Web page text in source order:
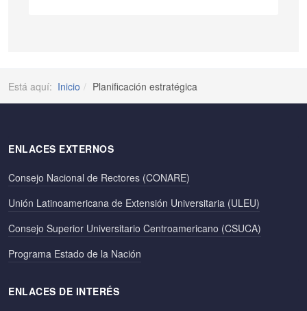
Está aquí: Inicio Planificación estratégica
ENLACES EXTERNOS
Consejo Nacional de Rectores (CONARE)
Unión Latinoamericana de Extensión Universitaria (ULEU)
Consejo Superior Universitario Centroamericano (CSUCA)
Programa Estado de la Nación
ENLACES DE INTERÉS